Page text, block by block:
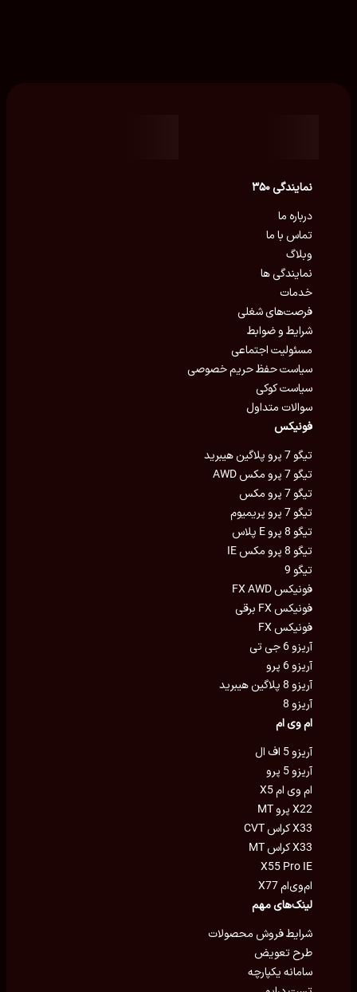
نمایندگی ۳۵۰
درباره ما
تماس با ما
وبلاگ
نمایندگی ها
خدمات
فرصت‌های شغلی
شرایط و ضوابط
مسئولیت اجتماعی
سیاست حفظ حریم خصوصی
سیاست کوکی
سوالات متداول
فونیکس
تیگو 7 پرو پلاگین هیبرید
تیگو 7 پرو مکس AWD
تیگو 7 پرو مکس
تیگو 7 پرو پریمیوم
تیگو 8 پرو E پلاس
تیگو 8 پرو مکس IE
تیگو 9
فونیکس FX AWD
فونیکس FX برقی
فونیکس FX
آریزو 6 جی تی
آریزو 6 پرو
آریزو 8 پلاگین هیبرید
آریزو 8
ام وی ام
آریزو 5 اف ال
آریزو 5 پرو
ام وی ام X5
X22 پرو MT
X33 کراس CVT
X33 کراس MT
X55 Pro IE
ام‌وی‌ام X77
لینک‌های مهم
شرایط فروش محصولات
طرح تعویض
سامانه یکپارچه